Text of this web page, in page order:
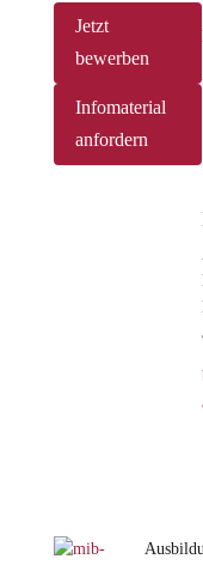
Jetzt
bewerben
Infomaterial
anfordern